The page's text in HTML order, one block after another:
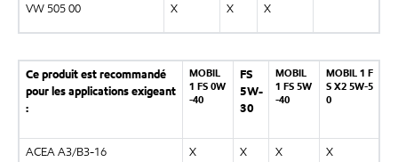
VW 505 00 X X X
Ce produit est recommandé
pour les applications exigeant
:
MOBIL
1 FS 0W
-40
FS
5W-
30
MOBIL
1 FS 5W
-40
MOBIL 1 F
S X2 5W-5
0
ACEA A3/B3-16 X X X X